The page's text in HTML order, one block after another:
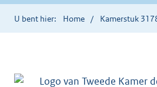
navigatie
binnen
U bent hier: Home Kamerstuk